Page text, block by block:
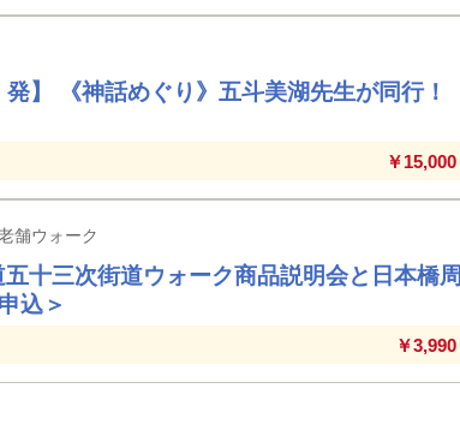
】 《神話めぐり》五斗美湖先生が同行！
￥15,000
舗ウォーク
十三次街道ウォーク商品説明会と日本橋周
込＞
￥3,990